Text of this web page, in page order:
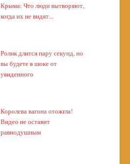
Крыма: Что люди вытворяют,
когда их не видят...
Ролик длится пару секунд, но
вы будете в шоке от
увиденного
Королева вагона отожгла!
Видео не оставит
равнодушным